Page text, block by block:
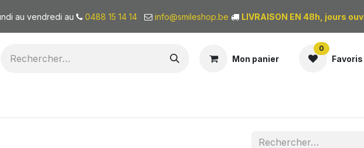
au vendredi au 0488 15 14 14 info@smileshop.be LIVRAISON EN 48h, jours
Mon panier
0
Favoris